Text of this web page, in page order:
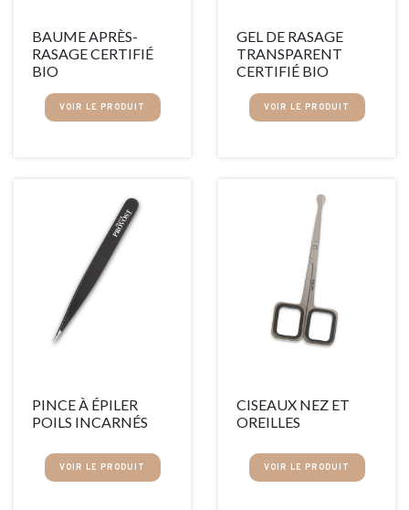
BAUME APRÈS-
RASAGE CERTIFIÉ
BIO
VOIR LE PRODUIT
GEL DE RASAGE
TRANSPARENT
CERTIFIÉ BIO
VOIR LE PRODUIT
PINCE À ÉPILER
POILS INCARNÉS
VOIR LE PRODUIT
CISEAUX NEZ ET
OREILLES
VOIR LE PRODUIT